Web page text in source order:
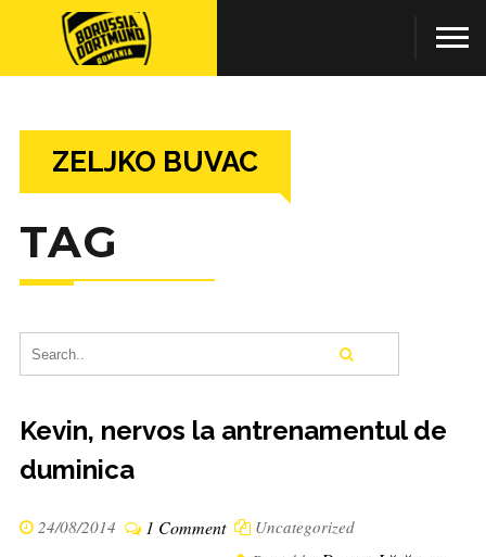
ZELJKO BUVAC
TAG
Kevin, nervos la antrenamentul de
duminica
24/08/2014 1 Comment
Uncategorized